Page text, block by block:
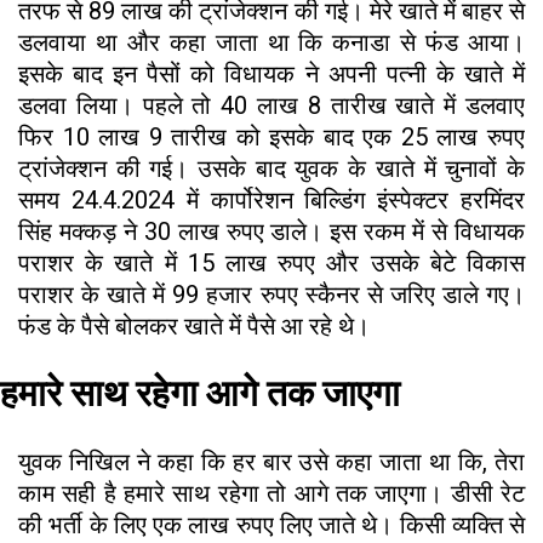
तरफ से 89 लाख की ट्रांजेक्शन की गई। मेरे खाते में बाहर से
डलवाया था और कहा जाता था कि कनाडा से फंड आया।
इसके बाद इन पैसों को विधायक ने अपनी पत्नी के खाते में
डलवा लिया। पहले तो 40 लाख 8 तारीख खाते में डलवाए
फिर 10 लाख 9 तारीख को इसके बाद एक 25 लाख रुपए
ट्रांजेक्शन की गई। उसके बाद युवक के खाते में चुनावों के
समय 24.4.2024 में कार्पोरेशन बिल्डिंग इंस्पेक्टर हरमिंदर
सिंह मक्कड़ ने 30 लाख रुपए डाले। इस रकम में से विधायक
पराशर के खाते में 15 लाख रुपए और उसके बेटे विकास
पराशर के खाते में 99 हजार रुपए स्कैनर से जरिए डाले गए।
फंड के पैसे बोलकर खाते में पैसे आ रहे थे।
हमारे साथ रहेगा आगे तक जाएगा
युवक निखिल ने कहा कि हर बार उसे कहा जाता था कि, तेरा
काम सही है हमारे साथ रहेगा तो आगे तक जाएगा। डीसी रेट
की भर्ती के लिए एक लाख रुपए लिए जाते थे। किसी व्यक्ति से